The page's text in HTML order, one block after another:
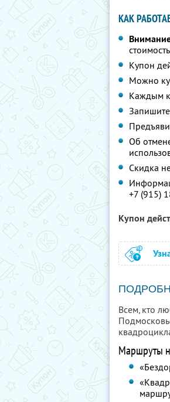
КАК
Купон
Можно
Каждым
Об
Скидка
+7 (915)
Купон
Всем, кто
Маршруты